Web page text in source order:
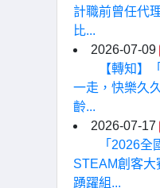
計職前曾任代
比...
2026-07-09
【轉知】
一走，快樂久
齡...
2026-07-17
「2026
STEAM創客大
踴躍組...